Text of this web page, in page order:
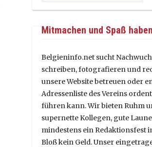
Mitmachen und Spaß haben
Belgieninfo.net sucht
schreiben, fotografieren und
unsere Website betreuen oder
Adressenliste des Vereins
führen kann. Wir bieten Ruhm
supernette Kollegen, gute
mindestens ein Redaktionsfest
Bloß kein Geld. Unser